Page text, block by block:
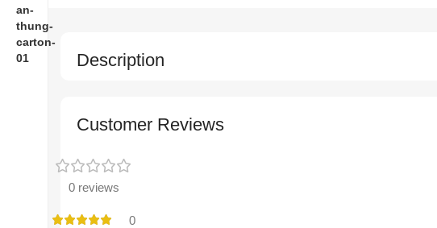
Description
Customer Reviews
0 reviews
0